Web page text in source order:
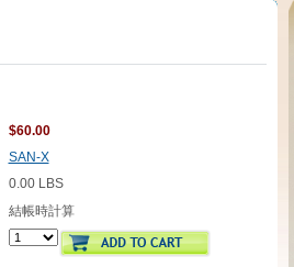
$60.00
SAN-X
0.00 LBS
結帳時計算